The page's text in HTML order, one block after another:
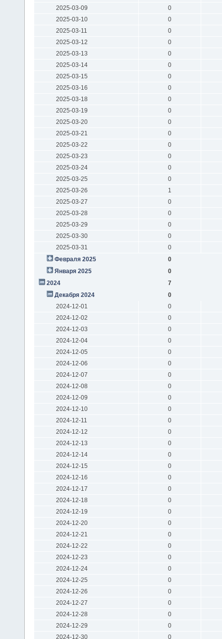
2025-03-09
0
2025-03-10
0
2025-03-11
0
2025-03-12
0
2025-03-13
0
2025-03-14
0
2025-03-15
0
2025-03-16
0
2025-03-18
0
2025-03-19
0
2025-03-20
0
2025-03-21
0
2025-03-22
0
2025-03-23
0
2025-03-24
0
2025-03-25
0
2025-03-26
1
2025-03-27
0
2025-03-28
0
2025-03-29
0
2025-03-30
0
2025-03-31
0
Февраля 2025
0
Января 2025
0
2024
7
Декабря 2024
0
2024-12-01
0
2024-12-02
0
2024-12-03
0
2024-12-04
0
2024-12-05
0
2024-12-06
0
2024-12-07
0
2024-12-08
0
2024-12-09
0
2024-12-10
0
2024-12-11
0
2024-12-12
0
2024-12-13
0
2024-12-14
0
2024-12-15
0
2024-12-16
0
2024-12-17
0
2024-12-18
0
2024-12-19
0
2024-12-20
0
2024-12-21
0
2024-12-22
0
2024-12-23
0
2024-12-24
0
2024-12-25
0
2024-12-26
0
2024-12-27
0
2024-12-28
0
2024-12-29
0
2024-12-30
0